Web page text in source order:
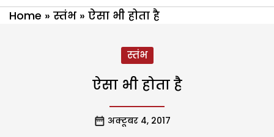
Home » स्तंभ » ऐसा भी होता है
स्तंभ
ऐसा भी होता है
अक्टूबर 4, 2017